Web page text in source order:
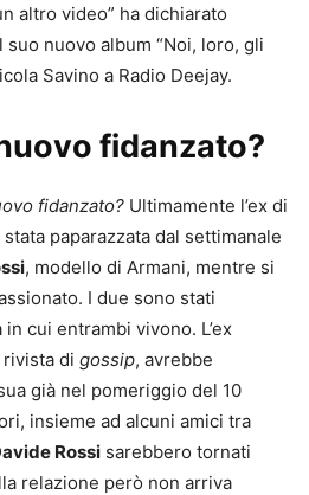
altro video” ha dichiarato
suo nuovo album “Noi, loro, gli
Savino a Radio Deejay.
fidanzato?
fidanzato? Ultimamente l’ex di
paparazzata dal settimanale
, modello di Armani, mentre si
I due sono stati
cui entrambi vivono. L’ex
di gossip, avrebbe
già nel pomeriggio del 10
insieme ad alcuni amici tra
Rossi sarebbero tornati
relazione però non arriva